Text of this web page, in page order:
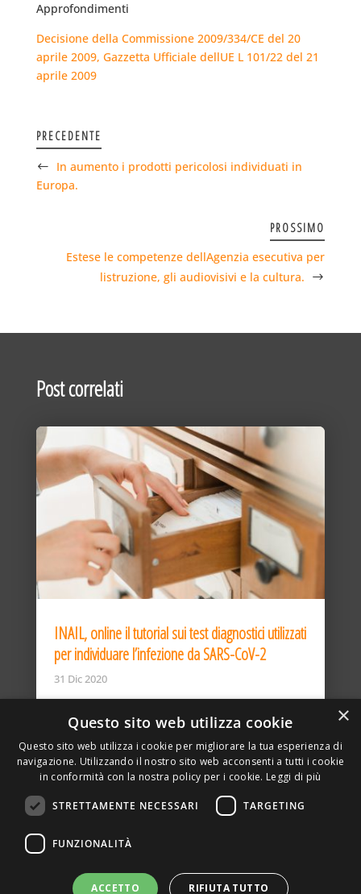
Approfondimenti
Decisione della Commissione 2009/334/CE del 20
aprile 2009, Gazzetta Ufficiale dellUE L 101/22 del 21
aprile 2009
PRECEDENTE
In aumento i prodotti pericolosi individuati in
Europa.
PROSSIMO
Estese le competenze dellAgenzia esecutiva per
listruzione, gli audiovisivi e la cultura.
Post correlati
INAIL, online il tutorial sui test diagnostici utilizzati
per individuare l’infezione da SARS-CoV-2
31 Dic 2020
DELLA TORRE, 15 – 20127 – MILANO – P. IVA
SITO REALIZZATO DA GRAFICAEFOTO WEB AGENCY –
×
Questo sito web utilizza cookie
Questo sito web utilizza i cookie per migliorare la tua esperienza di
navigazione. Utilizzando il nostro sito web acconsenti a tutti i cookie
in conformità con la nostra policy per i cookie. Leggi di più
STRETTAMENTE NECESSARI TARGETING
FUNZIONALITÀ
ACCETTO RIFIUTA TUTTO